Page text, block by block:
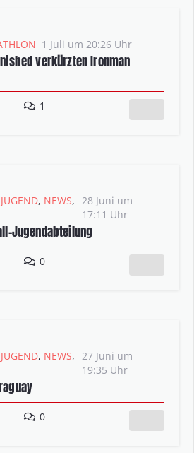
1 Juli um 20:26 Uhr
verkürzten Ironman
1
JUGEND, NEWS, 28 Juni um
17:11 Uhr
Jugendabteilung
0
JUGEND, NEWS, 27 Juni um
19:35 Uhr
0